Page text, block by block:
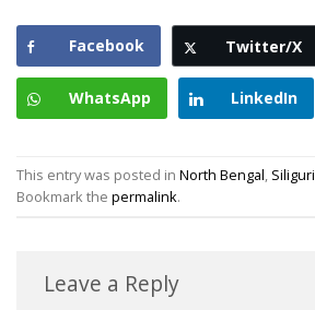
Facebook Twitter/X
WhatsApp LinkedIn
This entry was posted in North Bengal, Siliguri
Bookmark the permalink.
Leave a Reply